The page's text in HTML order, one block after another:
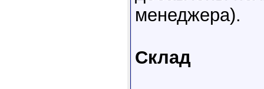
менеджера).
Склад